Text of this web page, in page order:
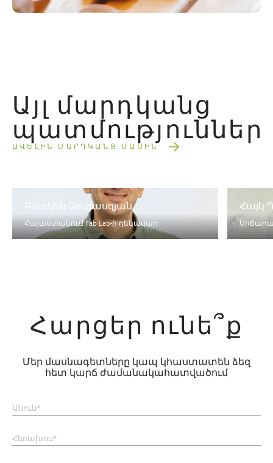
Այլ մարդկանց
պատմություններ
ԱՎԵԼԻՆ ՄԱՐԴԿԱՆՑ ՄԱՍԻՆ
Բաբկեն Չուգասզյան
Հայաստանում Fab Lab-ի ղեկավար
Հայկ
Հարցեր ունե՞ք
Մեր մասնագետները կապ կհաստատեն ձեզ
հետ կարճ ժամանակահատվածում
Անուն*
Հեռախոս*